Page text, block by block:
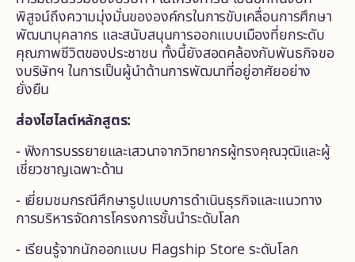
พิสูจน์ถึงความมุ่งมั่นขององค์กรในการขับเคลื่อนการศึกษา
พัฒนาบุคลากร และสนับสนุนการออกแบบเมืองที่ยกระดับ
คุณภาพชีวิตของประชาชน ทั้งนี้ยังสอดคล้องกับพันธกิจขอ
งบริษัทฯ ในการเป็นผู้นำด้านการพัฒนาที่อยู่อาศัยอย่าง
ยั่งยืน
ส่องไฮไลต์หลักสูตร:
- ฟังการบรรยายและเสวนาจากวิทยากรผู้ทรงคุณวุฒิและผู้
เชี่ยวชาญเฉพาะด้าน
- เยี่ยมชมกรณีศึกษารูปแบบการดำเนินธุรกิจและแนวทาง
การบริหารจัดการโครงการชั้นนำระดับโลก
- เรียนรู้จากนักออกแบบ Flagship Store ระดับโลก